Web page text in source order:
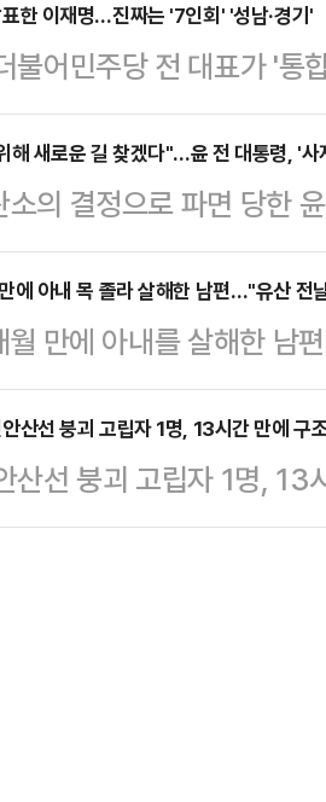
대선 출사표를 던졌다. 여
한계가 있다'는 의구심이
한 반대 입장 고수 등으로
김 전 장관이 대선 본선
주의깊게 들여다보고 있
낸…
한 이재명…진짜는 '7인회' '성남·경기'
불어민주당 전 대표가 '통
)·강훈식(3선) 등 비교
이미지를 강조했다. 그러
시작되면 이 전 대표를
.이재명 전 대표는 11일
다. 캠프 좌장인 선거대
의원이 맡는다. 모두
해 새로운 길 찾겠다"…윤 전 대통령, '사
소의 결정으로 파면 당한
로 돌아갔다. 2022년 11
열 전 대통령은 11일 오
통해 "이제 나는 대한민
로운 길을 찾겠다"며 "국
민국을 위해 미력하나마
이 감사드린다"는 메시지
에 아내 목 졸라 살해한 남편…"유산 전
만에 아내를 살해한 남
거부하면 난폭 운전을 하
일 JTBC '사건반장'에
13일 서울 강서구 소재
씨 어머니는 "(서씨) 첫인
산선 붕괴 고립자 1명, 13시간 만에 구
산선 붕괴 고립자 1명, 13